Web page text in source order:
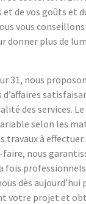
de vos goûts et
vous
donner plus de
31, nous
d’affaires
des services.
selon les
travaux à effectuer.
nous
fois
dès aujourd’hui
votre projet et